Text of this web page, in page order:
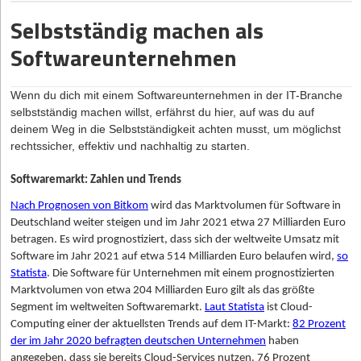
nach Gründung zu erwarten?
Was sind die Stärken und Schwächen des Unternehmens?
Welcher Kapitalbedarf resultiert aus der Planung und wie
kann eine Finanzierung erfolgen?
(Quelle: gründerberater.de)
Wer sich mit einem Foodtruck selbständig machen will, kommt
du dich schon während der Businessplanerstellung damit
auseinandersetzen. Hierzu zählen im Detail die Umsatz- und
Gewinnplanung, die Unternehmensfinanzierung sowie die
Einnahmen-Überschuss-Rechnung (EÜR).
Feedback einholen und testen, testen, testen
Leider kann man nie mit Sicherheit abschätzen, ob das eigene
Business ein Erfolg wird. Es ist jedoch mit Sicherheit von Vorteil,
Speisen bereits vorab zu testen und Feedback einzuholen.
hier.
Warum brauchst du als Gründer*in einen Businessplan?
vollständiger und übersichtlicher Businessplan das A und O. Denn
wie der Name schon sagt, dient er dazu, die Gründung deines
Unternehmens zu planen und den Kapitalbedarf zu erfassen. Und
bildet somit das Fundament für die Realisierung eines
Geschäftsplan, den du erstellen musst, um mögliche Geldgeber
davon zu überzeugen, in deine Firma zu investieren. Damit
umfasst er folgende Funktionen:
Präzisierung des Geschäftsmodells
Festlegung strategischer und betriebswirtschaftlicher Ziele
Überprüfung der Geschäftsidee hinsichtlich Durchführbarkeit
und wirtschaftlichen Erfolgsaussichten
Voraussetzung zur Beantragung öffentlicher Fördermittel
Basis für zukünftige unternehmerische Strategien und
Selbstständig machen als
Softwareunternehmen
Wenn du dich mit einem Softwareunternehmen in der IT-Branche
selbstständig machen willst, erfährst du hier, auf was du auf
deinem Weg in die Selbstständigkeit achten musst, um möglichst
rechtssicher, effektiv und nachhaltig zu starten.
Softwaremarkt: Zahlen und Trends
Nach Prognosen von Bitkom wird das Marktvolumen für Software in
Deutschland weiter steigen und im Jahr 2021 etwa 27 Milliarden Euro
betragen. Es wird prognostiziert, dass sich der weltweite Umsatz mit
Software im Jahr 2021 auf etwa 514 Milliarden Euro belaufen wird, so
Statista. Die Software für Unternehmen mit einem prognostizierten
Marktvolumen von etwa 204 Milliarden Euro gilt als das größte
Segment im weltweiten Softwaremarkt. Laut Statista ist Cloud-
Computing einer der aktuellsten Trends auf dem IT-Markt: 82 Prozent
der im Jahr 2020 befragten deutschen Unternehmen haben
angegeben, dass sie bereits Cloud-Services nutzen. 76 Prozent